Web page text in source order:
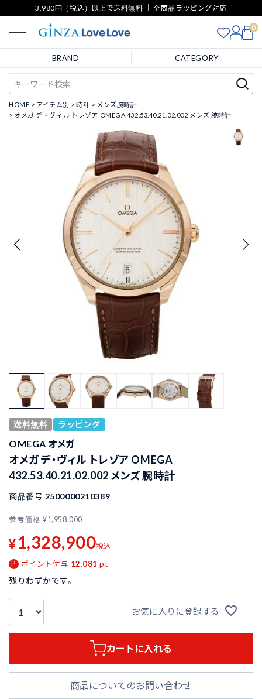
3,980円（税込）以上で送料無料 ｜ 全商品ラッピング対応
0
BRAND CATEGORY
HOME アイテム別 時計
メンズ腕時計
オメガ デ・ヴィル トレゾア OMEGA 432.53.40.21.02.002 メンズ 腕時計
送料無料 ラッピング
OMEGA オメガ
オメガ デ・ヴィル トレゾア OMEGA
432.53.40.21.02.002 メンズ 腕時計
商品番号 2500000210389
参考価格 ¥1,958,000
¥1,328,900税込
ポイント付与 12,081 pt
残りわずかです。
お気に入りに登録する
カートに入れる
商品についてのお問い合わせ